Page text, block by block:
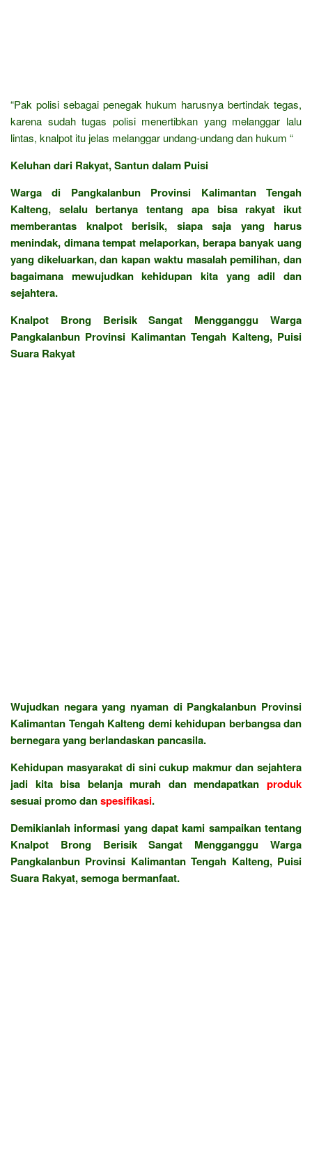
“Pak polisi sebagai penegak hukum harusnya bertindak tegas,
karena sudah tugas polisi menertibkan yang melanggar lalu
lintas, knalpot itu jelas melanggar undang-undang dan hukum “
Keluhan dari Rakyat, Santun dalam Puisi
Warga di Pangkalanbun Provinsi Kalimantan Tengah
Kalteng, selalu bertanya tentang apa bisa rakyat ikut
memberantas knalpot berisik, siapa saja yang harus
menindak, dimana tempat melaporkan, berapa banyak uang
yang dikeluarkan, dan kapan waktu masalah pemilihan, dan
bagaimana mewujudkan kehidupan kita yang adil dan
sejahtera.
Knalpot Brong Berisik Sangat Mengganggu Warga
Pangkalanbun Provinsi Kalimantan Tengah Kalteng, Puisi
Suara Rakyat
Wujudkan negara yang nyaman di Pangkalanbun Provinsi
Kalimantan Tengah Kalteng demi kehidupan berbangsa dan
bernegara yang berlandaskan pancasila.
Kehidupan masyarakat di sini cukup makmur dan sejahtera
jadi kita bisa belanja murah dan mendapatkan produk
sesuai promo danspesifikasi.
Demikianlah informasi yang dapat kami sampaikan tentang
Knalpot Brong Berisik Sangat Mengganggu Warga
Pangkalanbun Provinsi Kalimantan Tengah Kalteng, Puisi
Suara Rakyat, semoga bermanfaat.